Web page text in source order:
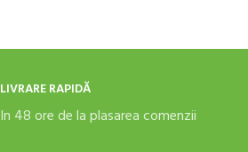
LIVRARE RAPIDĂ
In 48 ore de la plasarea comenzii